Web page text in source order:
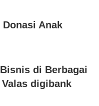
Anak
di Berbagai
digibank